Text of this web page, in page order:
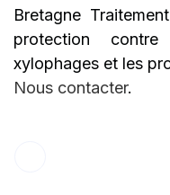
Bretagne
protection
xylophages et les
Nous contacter.